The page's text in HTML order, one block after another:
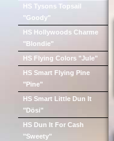
HS Tysons Topsail
"Goody"
HS Hollywoods Charme
"Blondie"
HS Flying Colors "Jule"
HS Smart Flying Pine
"Pine"
HS Smart Little Dun It
"Dösi"
HS Dun It For Cash
"Sweety"